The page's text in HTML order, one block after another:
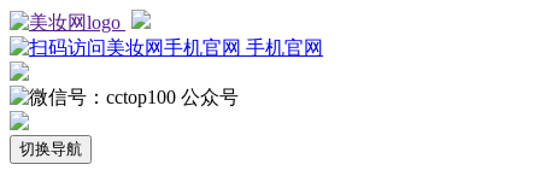
手机官网
公众号
切换导航